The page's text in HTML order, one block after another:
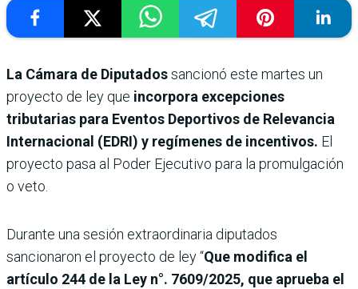
La Cámara de Diputadossancionó este martes un
proyecto de ley que incorpora excepciones
tributarias para Eventos Deportivos de Relevancia
Internacional (EDRI) y regímenes de incentivos. El
proyecto pasa al Poder Ejecutivo para la promulgación
o veto.
Durante una sesión extraordinaria diputados
sancionaron el proyecto de ley “Que modifica el
artículo 244 de la Ley n°. 7609/2025, que aprueba el